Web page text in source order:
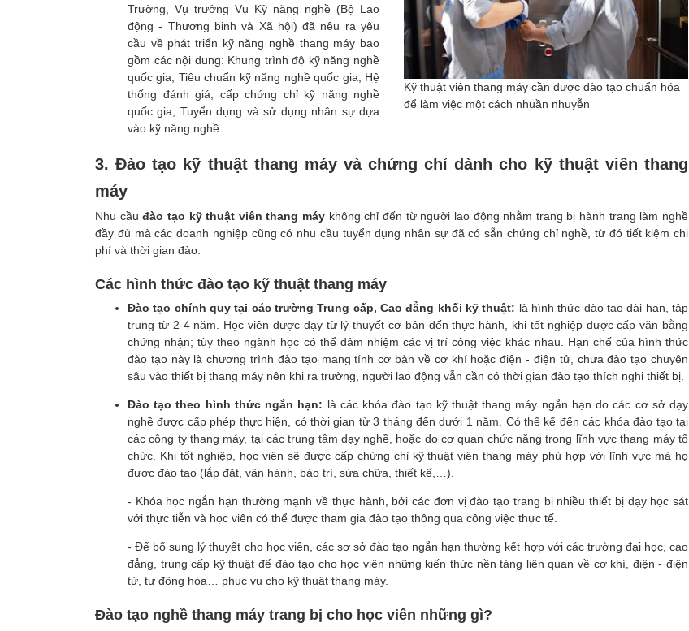
Trường, Vụ trưởng Vụ Kỹ năng nghề (Bộ Lao
động - Thương binh và Xã hội) đã nêu ra yêu
cầu về phát triển kỹ năng nghề thang máy bao
gồm các nội dung: Khung trình độ kỹ năng nghề
quốc gia; Tiêu chuẩn kỹ năng nghề quốc gia; Hệ
thống đánh giá, cấp chứng chỉ kỹ năng nghề
quốc gia; Tuyển dụng và sử dụng nhân sự dựa
vào kỹ năng nghề.
Kỹ thuật viên thang máy cần được đào tạo chuẩn hóa
để làm việc một cách nhuần nhuyễn
3. Đào tạo kỹ thuật thang máy và chứng chỉ dành cho kỹ thuật viên thang
máy
Nhu cầuđào tạo kỹ thuật viên thang máy không chỉ đến từ người lao động nhằm trang bị hành trang làm nghề
đầy đủ mà các doanh nghiệp cũng có nhu cầu tuyển dụng nhân sự đã có sẵn chứng chỉ nghề, từ đó tiết kiệm chi
phí và thời gian đào.
Các hình thức đào tạo kỹ thuật thang máy
Đào tạo chính quy tại các trường Trung cấp, Cao đẳng khối kỹ thuật: là hình thức đào tạo dài hạn, tập
trung từ 2-4 năm. Học viên được dạy từ lý thuyết cơ bản đến thực hành, khi tốt nghiệp được cấp văn bằng
chứng nhận; tùy theo ngành học có thể đảm nhiệm các vị trí công việc khác nhau. Hạn chế của hình thức
đào tạo này là chương trình đào tạo mang tính cơ bản về cơ khí hoặc điện - điện tử, chưa đào tạo chuyên
sâu vào thiết bị thang máy nên khi ra trường, người lao động vẫn cần có thời gian đào tạo thích nghi thiết bị.
Đào tạo theo hình thức ngắn hạn: là các khóa đào tạo kỹ thuật thang máy ngắn hạn do các cơ sở dạy
nghề được cấp phép thực hiện, có thời gian từ 3 tháng đến dưới 1 năm. Có thể kể đến các khóa đào tạo tại
các công ty thang máy, tại các trung tâm dạy nghề, hoặc do cơ quan chức năng trong lĩnh vực thang máy tổ
chức. Khi tốt nghiệp, học viên sẽ được cấp chứng chỉ kỹ thuật viên thang máy phù hợp với lĩnh vực mà họ
được đào tạo (lắp đặt, vận hành, bảo trì, sửa chữa, thiết kế,…).
- Khóa học ngắn hạn thường mạnh về thực hành, bởi các đơn vị đào tạo trang bị nhiều thiết bị dạy học sát
với thực tiễn và học viên có thể được tham gia đào tạo thông qua công việc thực tế.
- Để bổ sung lý thuyết cho học viên, các sơ sở đào tạo ngắn hạn thường kết hợp với các trường đại học, cao
đẳng, trung cấp kỹ thuật để đào tạo cho học viên những kiến thức nền tảng liên quan về cơ khí, điện - điện
tử, tự động hóa… phục vụ cho kỹ thuật thang máy.
Đào tạo nghề thang máy trang bị cho học viên những gì?